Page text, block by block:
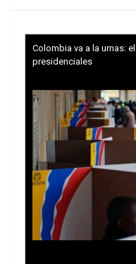
Colombia va a la urnas:
presidenciales